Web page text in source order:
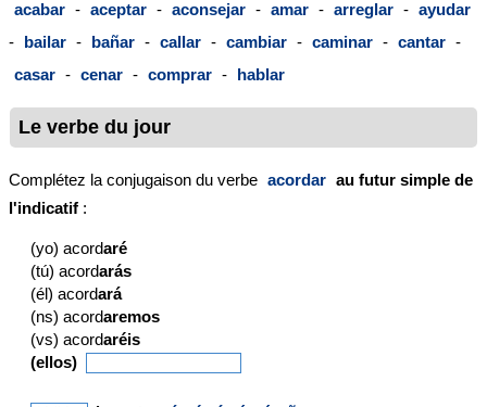
acabar - aceptar - aconsejar - amar - arreglar - ayudar
- bailar - bañar - callar - cambiar - caminar - cantar -
casar - cenar - comprar - hablar
Le verbe du jour
Complétez la conjugaison du verbe acordar au futur simple de
l'indicatif :
(yo) acordaré
(tú) acordarás
(él) acordará
(ns) acordaremos
(vs) acordaréis
(ellos)